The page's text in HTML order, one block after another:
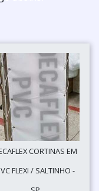
CORTINAS EM
FLEXI / SALTINHO -